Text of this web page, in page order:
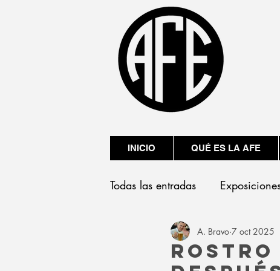
Todas las entradas
Presentaciones
Rostro
A. Bravo 7 oct 2025
INICIO QUÉ ES LA AFE